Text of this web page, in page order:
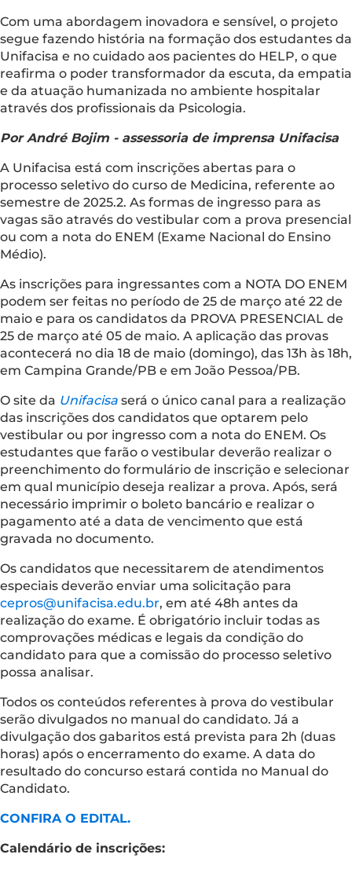
Com uma abordagem inovadora e sensível, o projeto
segue fazendo história na formação dos estudantes da
Unifacisa e no cuidado aos pacientes do HELP, o que
reafirma o poder transformador da escuta, da empatia
e da atuação humanizada no ambiente hospitalar
através dos profissionais da Psicologia.
Por André Bojim - assessoria de imprensa Unifacisa
A Unifacisa está com inscrições abertas para o
processo seletivo do curso de Medicina, referente ao
semestre de 2025.2. As formas de ingresso para as
vagas são através do vestibular com a prova presencial
ou com a nota do ENEM (Exame Nacional do Ensino
Médio).
As inscrições para ingressantes com a NOTA DO ENEM
podem ser feitas no período de 25 de março até 22 de
maio e para os candidatos da PROVA PRESENCIAL de
25 de março até 05 de maio. A aplicação das provas
acontecerá no dia 18 de maio (domingo), das 13h às 18h,
em Campina Grande/PB e em João Pessoa/PB.
O site da Unifacisa será o único canal para a realização
das inscrições dos candidatos que optarem pelo
vestibular ou por ingresso com a nota do ENEM. Os
estudantes que farão o vestibular deverão realizar o
preenchimento do formulário de inscrição e selecionar
em qual município deseja realizar a prova. Após, será
necessário imprimir o boleto bancário e realizar o
pagamento até a data de vencimento que está
gravada no documento.
Os candidatos que necessitarem de atendimentos
especiais deverão enviar uma solicitação para
cepros@unifacisa.edu.br, em até 48h antes da
realização do exame. É obrigatório incluir todas as
comprovações médicas e legais da condição do
candidato para que a comissão do processo seletivo
possa analisar.
Todos os conteúdos referentes à prova do vestibular
serão divulgados no manual do candidato. Já a
divulgação dos gabaritos está prevista para 2h (duas
horas) após o encerramento do exame. A data do
resultado do concurso estará contida no Manual do
Candidato.
CONFIRA O EDITAL.
Calendário de inscrições: